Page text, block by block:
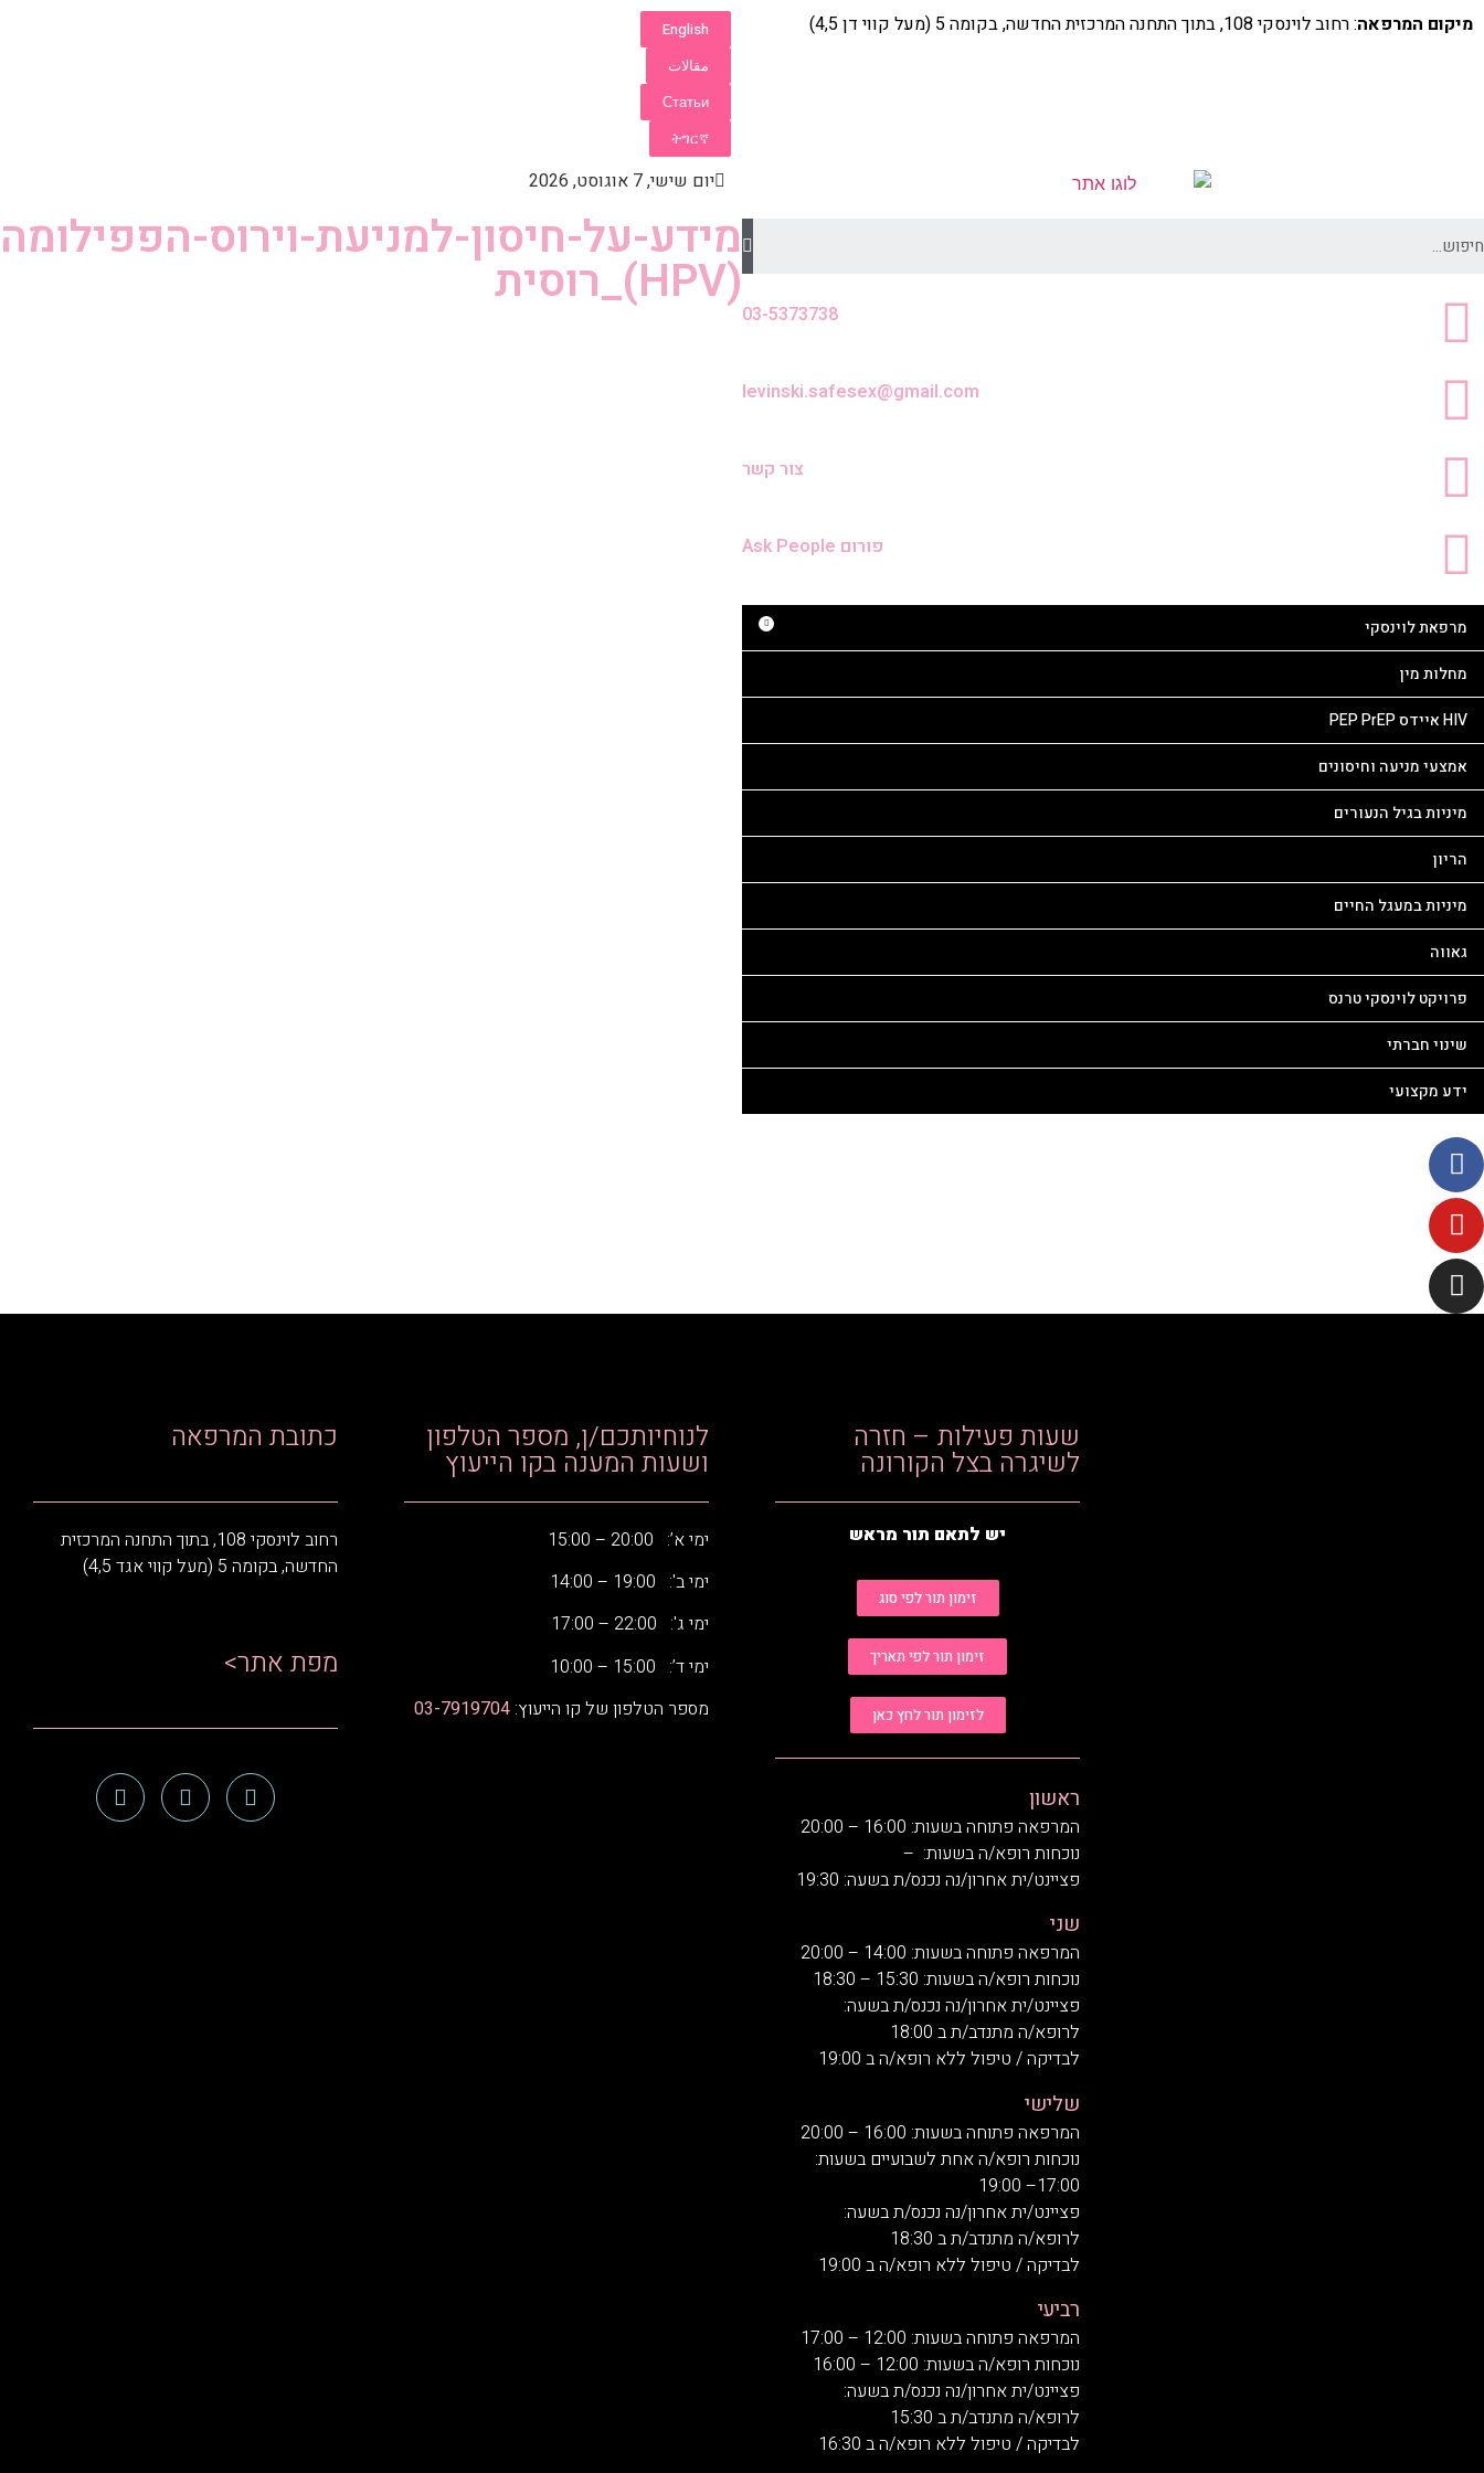
מיקום המרפאה: רחוב לוינסקי 108, בתוך התחנה המרכזית החדשה, בקומה 5 (מעל קווי דן 4,5)
English
مقالات
Статьи
ትግርኛ
03-5373738
levinski.safesex@gmail.com
צור קשר
פורום Ask People
מרפאת לוינסקי
מחלות מין
HIV איידס PEP PrEP
אמצעי מניעה וחיסונים
מיניות בגיל הנעורים
הריון
מיניות במעגל החיים
גאווה
פרויקט לוינסקי טרנס
שינוי חברתי
ידע מקצועי
יום שישי, 7 אוגוסט, 2026
מידע-על-חיסון-למניעת-וירוס-
(HPV)_רוסית
שעות פעילות – חזרה
לשיגרה בצל הקורונה
יש לתאם תור מראש
זימון תור לפי סוג
זימון תור לפי תאריך
לזימון תור לחץ כאן
ראשון
המרפאה פתוחה בשעות: 16:00 – 20:00
נוכחות רופא/ה בשעות: –
פציינט/ית אחרון/נה נכנס/ת בשעה: 19:30
שני
המרפאה פתוחה בשעות: 14:00 – 20:00
נוכחות רופא/ה בשעות: 15:30 – 18:30
פציינט/ית אחרון/נה נכנס/ת בשעה:
לרופא/ה מתנדב/ת ב 18:00
לבדיקה / טיפול ללא רופא/ה ב 19:00
שלישי
המרפאה פתוחה בשעות: 16:00 – 20:00
נוכחות רופא/ה אחת לשבועיים בשעות:
17:00– 19:00
פציינט/ית אחרון/נה נכנס/ת בשעה:
לרופא/ה מתנדב/ת ב 18:30
לבדיקה / טיפול ללא רופא/ה ב 19:00
רביעי
המרפאה פתוחה בשעות: 12:00 – 17:00
נוכחות רופא/ה בשעות: 12:00 – 16:00
פציינט/ית אחרון/נה נכנס/ת בשעה:
לרופא/ה מתנדב/ת ב 15:30
לבדיקה / טיפול ללא רופא/ה ב 16:30
לנוחיותכם/ן, מספר הטלפון
ושעות המענה בקו הייעוץ
ימי א’: 20:00 – 15:00
ימי ב': 19:00 – 14:00
ימי ג': 22:00 – 17:00
ימי ד’: 15:00 – 10:00
מספר הטלפון של קו הייעוץ: 03-7919704
כתובת המרפאה
רחוב לוינסקי 108, בתוך התחנה המרכזית
החדשה, בקומה 5 (מעל קווי אגד 4,5)
מפת אתר>